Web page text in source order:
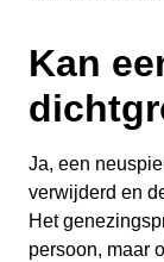
Kan
Ja, een
verwijderd en
Het
persoon, maar